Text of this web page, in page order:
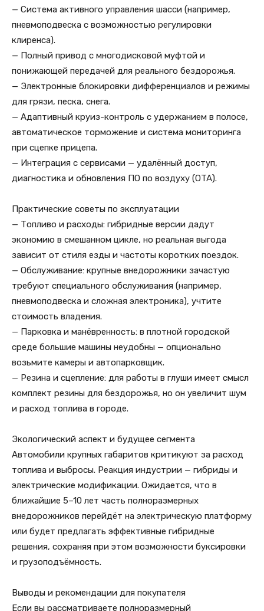
— Система активного управления шасси (например,
пневмоподвеска с возможностью регулировки
клиренса).
— Полный привод с многодисковой муфтой и
понижающей передачей для реального бездорожья.
— Электронные блокировки дифференциалов и режимы
для грязи, песка, снега.
— Адаптивный круиз-контроль с удержанием в полосе,
автоматическое торможение и система мониторинга
при сцепке прицепа.
— Интеграция с сервисами — удалённый доступ,
диагностика и обновления ПО по воздуху (OTA).
Практические советы по эксплуатации
— Топливо и расходы: гибридные версии дадут
экономию в смешанном цикле, но реальная выгода
зависит от стиля езды и частоты коротких поездок.
— Обслуживание: крупные внедорожники зачастую
требуют специального обслуживания (например,
пневмоподвеска и сложная электроника), учтите
стоимость владения.
— Парковка и манёвренность: в плотной городской
среде большие машины неудобны — опционально
возьмите камеры и автопарковщик.
— Резина и сцепление: для работы в глуши имеет смысл
комплект резины для бездорожья, но он увеличит шум
и расход топлива в городе.
Экологический аспект и будущее сегмента
Автомобили крупных габаритов критикуют за расход
топлива и выбросы. Реакция индустрии — гибриды и
электрические модификации. Ожидается, что в
ближайшие 5–10 лет часть полноразмерных
внедорожников перейдёт на электрическую платформу
или будет предлагать эффективные гибридные
решения, сохраняя при этом возможности буксировки
и грузоподъёмность.
Выводы и рекомендации для покупателя
Если вы рассматриваете полноразмерный